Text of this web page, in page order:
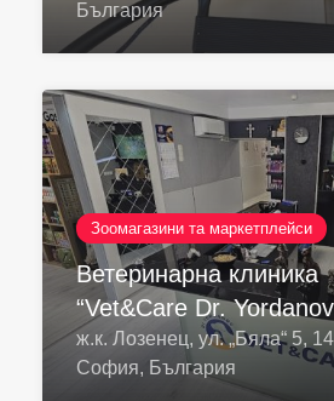
България
Зоомагазини та маркетплейси
Ветеринарна клиника
“Vet&Care Dr.
ж.к. Лозенец, ул. „Бяла“ 5,
София, България